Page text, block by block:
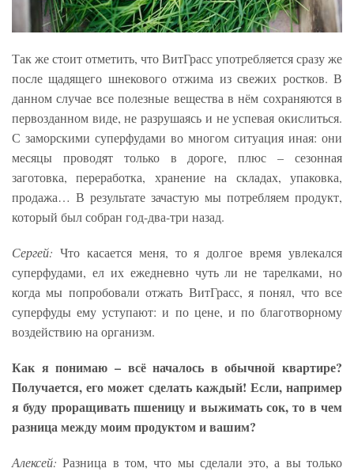
Так же стоит отметить, что ВитГрасс употребляется сразу же
после щадящего шнекового отжима из свежих ростков. В
данном случае все полезные вещества в нём сохраняются в
первозданном виде, не разрушаясь и не успевая окислиться.
С заморскими суперфудами во многом ситуация иная: они
месяцы проводят только в дороге, плюс – сезонная
заготовка, переработка, хранение на складах, упаковка,
продажа… В результате зачастую мы потребляем продукт,
который был собран год-два-три назад.
Сергей: Что касается меня, то я долгое время увлекался
суперфудами, ел их ежедневно чуть ли не тарелками, но
когда мы попробовали отжать ВитГрасс, я понял, что все
суперфуды ему уступают: и по цене, и по благотворному
воздействию на организм.
Как я понимаю – всё началось в обычной квартире?
Получается, его может сделать каждый! Если, например
я буду проращивать пшеницу и выжимать сок, то в чем
разница между моим продуктом и вашим?
Алексей: Разница в том, что мы сделали это, а вы только